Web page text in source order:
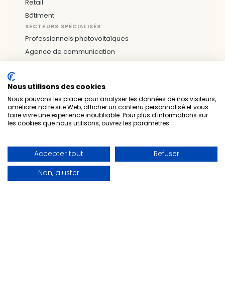
Entreprise IT
Retail
Bâtiment
SECTEURS SPÉCIALISÉS
Professionnels photovoltaïques
Nos formations
Formation Odoo
Comptabilité
Vente
Achat
Stock/entrepôt
Nous utilisons des cookies
Nous pouvons les placer pour analyser les données de nos visiteurs,
améliorer notre site Web, afficher un contenu personnalisé et vous
faire vivre une expérience inoubliable. Pour plus d'informations sur
les cookies que nous utilisons, ouvrez les paramètres.
Accepter tout
Refuser
Non, ajuster